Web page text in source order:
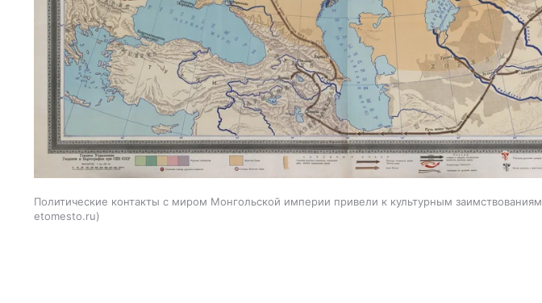
Политические контакты с миром Монгольской империи привели к культурным заимствованиям
etomesto.ru